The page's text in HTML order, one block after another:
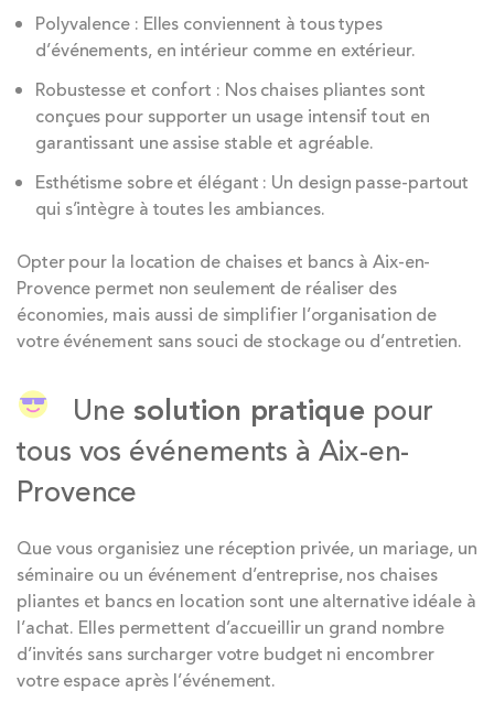
Polyvalence : Elles conviennent à tous types
d’événements, en intérieur comme en extérieur.
Robustesse et confort : Nos chaises pliantes sont
conçues pour supporter un usage intensif tout en
garantissant une assise stable et agréable.
Esthétisme sobre et élégant : Un design passe-partout
qui s’intègre à toutes les ambiances.
Opter pour la location de chaises et bancs à Aix-en-
Provence permet non seulement de réaliser des
économies, mais aussi de simplifier l’organisation de
votre événement sans souci de stockage ou d’entretien.
Une solution pratique pour
tous vos événements à Aix-en-
Provence
Que vous organisiez une réception privée, un mariage, un
séminaire ou un événement d’entreprise, nos chaises
pliantes et bancs en location sont une alternative idéale à
l’achat. Elles permettent d’accueillir un grand nombre
d’invités sans surcharger votre budget ni encombrer
votre espace après l’événement.